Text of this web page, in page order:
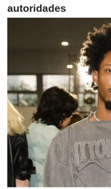
autoridades